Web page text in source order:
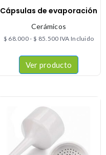
Cápsulas de evaporación
Cerámicos
$ 68.000- $ 85.500 IVA Incluido
Ver producto